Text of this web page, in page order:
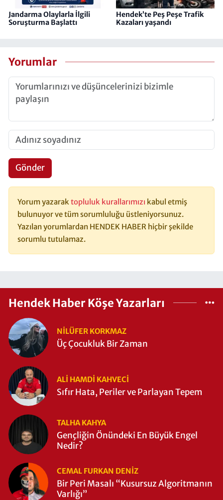
Jandarma Olaylarla İlgili
Soruşturma Başlattı
Hendek’te Peş Peşe Trafik
Kazaları yaşandı
Yorumlar
Gönder
Yorum yazarak topluluk kurallarımızı kabul etmiş
bulunuyor ve tüm sorumluluğu üstleniyorsunuz.
Yazılan yorumlardan HENDEK HABER hiçbir şekilde
sorumlu tutulamaz.
Hendek Haber Köşe Yazarları
NILÜFER KORKMAZ
Üç Çocukluk Bir Zaman
ALI HAMDI KAHVECİ
Sıfır Hata, Periler ve Parlayan Tepem
TALHA KAHYA
Gençliğin Önündeki En Büyük Engel
Nedir?
CEMAL FURKAN DENİZ
Bir Peri Masalı “Kusursuz Algoritmanın
Varlığı”